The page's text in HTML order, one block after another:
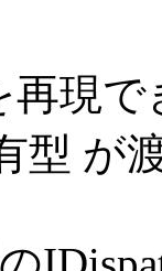
再現
型 が